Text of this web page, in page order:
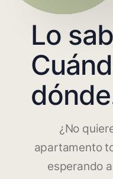
Lo
¿No
apartamento
esperando